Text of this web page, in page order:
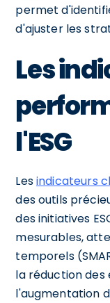
permet
d'ajuster les
Les
l'ESG
Lesindicateurs
des outils
des initiatives
mesurables,
temporels
la réduction des
l'augmentation